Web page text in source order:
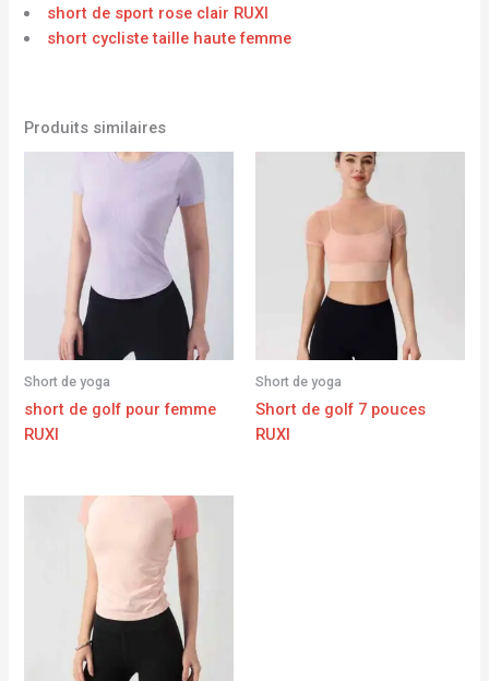
short de sport rose clair RUXI
short cycliste taille haute femme
Produits similaires
Short de yoga
short de golf pour femme
RUXI
Short de yoga
Short de golf 7 pouces
RUXI